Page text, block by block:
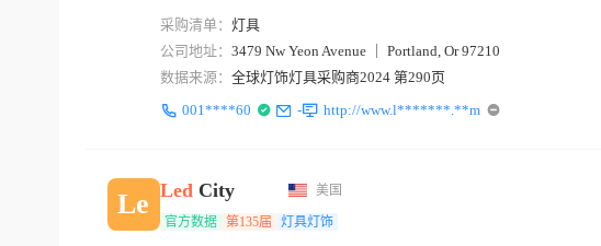
采购清单： 灯具
公司地址： 3479 Nw Yeon Avenue ｜ Portland, Or 97210
数据来源： 全球灯饰灯具采购商2024 第290页
001****60
- http://www.l*******.**m
Le LedCity 美国
官方数据 第135届 灯具灯饰